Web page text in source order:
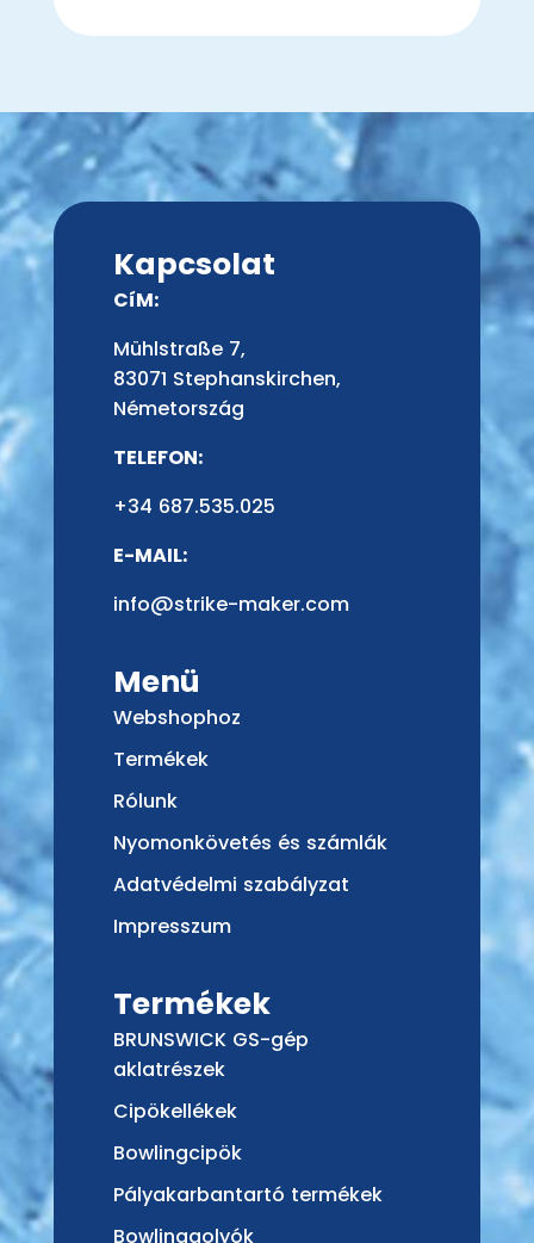
Kapcsolat
CíM:
Mühlstraße 7,
83071 Stephanskirchen,
Németország
TELEFON:
+34 687.535.025
E-MAIL:
info@strike-maker.com
Menü
Webshophoz
Termékek
Rólunk
Nyomonkövetés és számlák
Adatvédelmi szabályzat
Impresszum
Termékek
BRUNSWICK GS-gép
aklatrészek
Cipökellékek
Bowlingcipök
Pályakarbantartó termékek
Bowlinggolyók